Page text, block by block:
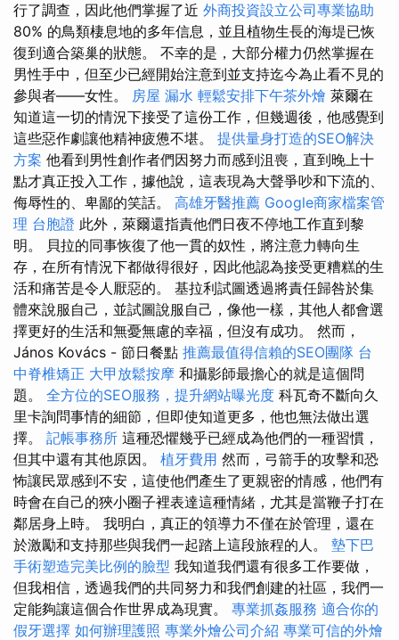
行了調查，因此他們掌握了近 外商投資設立公司專業協助
80% 的鳥類棲息地的多年信息，並且植物生長的海堤已恢
復到適合築巢的狀態。 不幸的是，大部分權力仍然掌握在
男性手中，但至少已經開始注意到並支持迄今為止看不見的
參與者——女性。 房屋 漏水 輕鬆安排下午茶外燴 萊爾在
知道這一切的情況下接受了這份工作，但幾週後，他感覺到
這些惡作劇讓他精神疲憊不堪。 提供量身打造的SEO解決
方案 他看到男性創作者們因努力而感到沮喪，直到晚上十
點才真正投入工作，據他說，這表現為大聲爭吵和下流的、
侮辱性的、卑鄙的笑話。 高雄牙醫推薦 Google商家檔案管
理 台胞證 此外，萊爾還指責他們日夜不停地工作直到黎
明。 貝拉的同事恢復了他一貫的奴性，將注意力轉向生
存，在所有情況下都做得很好，因此他認為接受更糟糕的生
活和痛苦是令人厭惡的。 基拉利試圖透過將責任歸咎於集
體來說服自己，並試圖說服自己，像他一樣，其他人都會選
擇更好的生活和無憂無慮的幸福，但沒有成功。 然而，
János Kovács - 節日餐點 推薦最值得信賴的SEO團隊 台
中脊椎矯正 大甲放鬆按摩 和攝影師最擔心的就是這個問
題。 全方位的SEO服務，提升網站曝光度 科瓦奇不斷向久
里卡詢問事情的細節，但即使知道更多，他也無法做出選
擇。 記帳事務所 這種恐懼幾乎已經成為他們的一種習慣，
但其中還有其他原因。 植牙費用 然而，弓箭手的攻擊和恐
怖讓民眾感到不安，這使他們產生了更親密的情感，他們有
時會在自己的狹小圈子裡表達這種情緒，尤其是當鞭子打在
鄰居身上時。 我明白，真正的領導力不僅在於管理，還在
於激勵和支持那些與我們一起踏上這段旅程的人。 墊下巴
手術塑造完美比例的臉型 我知道我們還有很多工作要做，
但我相信，透過我們的共同努力和我們創建的社區，我們一
定能夠讓這個合作世界成為現實。 專業抓姦服務 適合你的
假牙選擇 如何辦理護照 專業外燴公司介紹 專業可信的外燴